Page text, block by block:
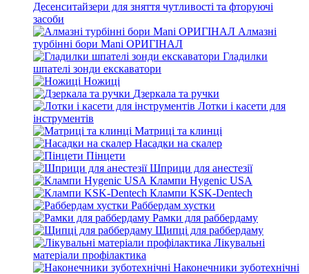
Десенситайзери для зняття чутливості та фторуючі
засоби
Алмазні
турбінні бори Mani ОРИГІНАЛ
Гладилки
шпателі зонди екскаватори
Ножиці
Дзеркала та ручки
Лотки і касети для
інструментів
Матриці та клинці
Насадки на скалер
Пінцети
Шприци для анестезії
Клампи Hygenic USA
Клампи KSK-Dentech
Раббердам хустки
Рамки для раббердаму
Щипці для раббердаму
Лікувальні
матеріали профілактика
Наконечники зуботехнічні